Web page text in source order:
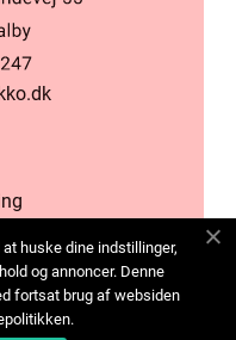
huske dine indstillinger,
og annoncer. Denne
fortsat brug af websiden